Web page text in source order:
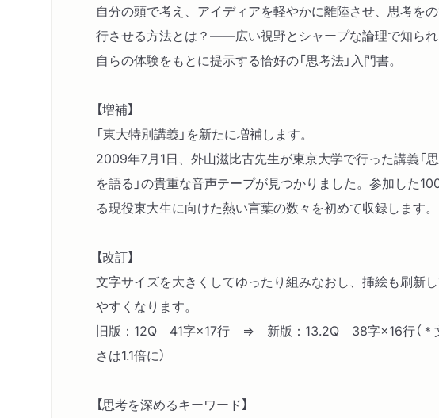
自分の頭で考え、アイディアを軽やかに離陸させ、思考を
行させる方法とは？――広い視野とシャープな論理で知られ
自らの体験をもとに提示する恰好の「思考法」入門書。
【増補】
「東大特別講義」を新たに増補します。
2009年7月1日、外山滋比古先生が東京大学で行った講義「
を語る」の貴重な音声テープが見つかりました。参加した
る現役東大生に向けた熱い言葉の数々を初めて収録します。
【改訂】
文字サイズを大きくしてゆったり組みなおし、挿絵も刷新
やすくなります。
旧版：12Q 41字×17行 ⇒ 新版：13.2Q 38字×16行（＊
さは1.1倍に）
【思考を深めるキーワード】